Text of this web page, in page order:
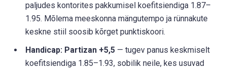
paljudes kontorites pakkumisel koefitsiendiga 1.87–
1.95. Mõlema meeskonna mängutempo ja rünnakute
keskne stiil soosib kõrget punktiskoori.
Handicap: Partizan +5,5 — tugev panus keskmiselt
koefitsiendiga 1.85–1.93, sobilik neile, kes usuvad